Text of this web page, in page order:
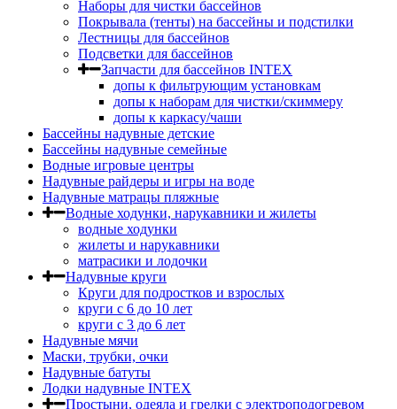
Наборы для чистки бассейнов
Покрывала (тенты) на бассейны и подстилки
Лестницы для бассейнов
Подсветки для бассейнов
Запчасти для бассейнов INTEX
допы к фильтрующим установкам
допы к наборам для чистки/скиммеру
допы к каркасу/чаши
Бассейны надувные детские
Бассейны надувные семейные
Водные игровые центры
Надувные райдеры и игры на воде
Надувные матрацы пляжные
Водные ходунки, нарукавники и жилеты
водные ходунки
жилеты и нарукавники
матрасики и лодочки
Надувные круги
Круги для подростков и взрослых
круги с 6 до 10 лет
круги c 3 до 6 лет
Надувные мячи
Маски, трубки, очки
Надувные батуты
Лодки надувные INTEX
Простыни, одеяла и грелки с электроподогревом